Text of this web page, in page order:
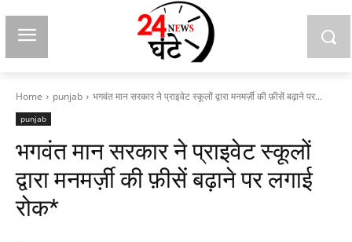
Home punjab भगवंत मान सरकार ने प्राइवेट स्कूलों द्वारा मनमर्ज़ी की फ़ीसें बढ़ाने पर...
punjab
भगवंत मान सरकार ने प्राइवेट स्कूलों
द्वारा मनमर्ज़ी की फ़ीसें बढ़ाने पर लगाई
रोक*